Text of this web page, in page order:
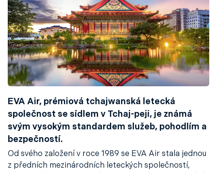
EVA Air, prémiová tchajwanská letecká
společnost se sídlem v Tchaj-peji, je známá
svým vysokým standardem služeb, pohodlím a
bezpečností.
Od svého založení v roce 1989 se EVA Air stala jednou
z předních mezinárodních leteckých společností,